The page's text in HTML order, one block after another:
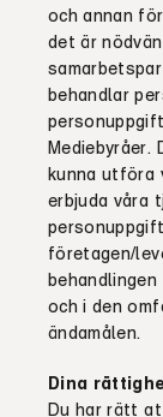
och annan
det är
behandlar
Mediebyråer.
kunna utföra
erbjuda våra
företagen/
och i den
ändamålen.
Dina
Du har rätt